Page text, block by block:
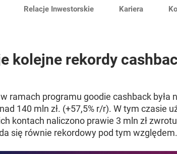
Relacje Inwestorskie Kariera
kolejne rekordy
ramach programu goodie cashback była
140 mln zł. (+57,5% r/r). W tym czasie
kontach naliczono prawie 3 mln zł
się równie rekordowy pod tym względem.